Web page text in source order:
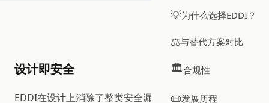
💡为什么选择EDDI？
⚖️与替代方案对比
🏛️合规性
📜发展历程
设计即安全
EDDI在设计上消除了整类安全漏洞。没有eval()